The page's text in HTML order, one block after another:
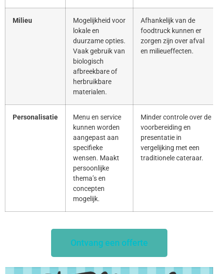
Milieu
Mogelijkheid voor
lokale en
duurzame opties.
Vaak gebruik van
biologisch
afbreekbare of
herbruikbare
materialen.
Afhankelijk van de
foodtruck kunnen er
zorgen zijn over afval
en milieueffecten.
Personalisatie
Menu en service
kunnen worden
aangepast aan
specifieke
wensen. Maakt
persoonlijke
thema’s en
concepten
mogelijk.
Minder controle over de
voorbereiding en
presentatie in
vergelijking met een
traditionele cateraar.
Ontvang een offerte